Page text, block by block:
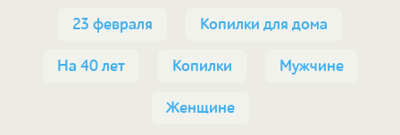
23 февраля Копилки для дома
На 40 лет Копилки Мужчине
Женщине